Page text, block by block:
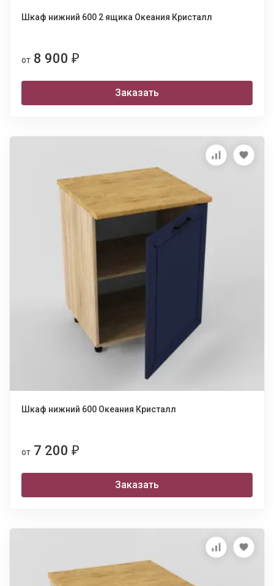
Шкаф нижний 600 2 ящика Океания Кристалл
от 8 900 ₽
Заказать
Шкаф нижний 600 Океания Кристалл
от 7 200 ₽
Заказать